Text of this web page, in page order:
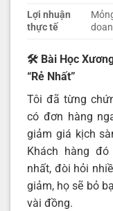
Lợi nhuận
thực tế
🛠️ Bài Học
“Rẻ Nhất”
Tôi đã từng
có đơn hàng
giảm giá kịch
Khách hàng
nhất, đòi hỏi
giảm, họ sẽ bỏ
vài đồng.